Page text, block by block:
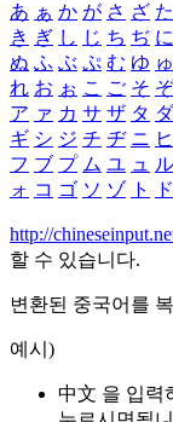
あ ぁ か が さ ざ た
き ぎ し じ ち ぢ に
ぬ ふ ぶ ぷ む ゆ ゅ
れ お ぉ こ ご そ ぞ
ア ァ カ サ ザ タ ダ
ギ シ ジ チ ヂ ニ ヒ
フ ブ プ ム ユ ュ ル
ォ コ ゴ ソ ゾ ト ド
http://
할 수 있습니다.
변환된 중국어를
예시)
中文 을 입력